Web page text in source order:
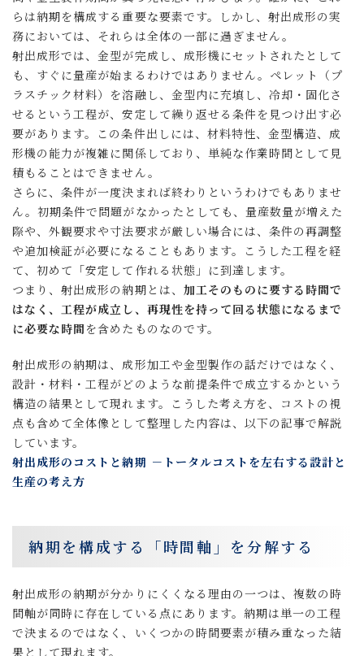
らは納期を構成する重要な要素です。しかし、射出成形の実
務においては、それらは全体の一部に過ぎません。
射出成形では、金型が完成し、成形機にセットされたとして
も、すぐに量産が始まるわけではありません。ペレット（プ
ラスチック材料）を溶融し、金型内に充填し、冷却・固化さ
せるという工程が、安定して繰り返せる条件を見つけ出す必
要があります。この条件出しには、材料特性、金型構造、成
形機の能力が複雑に関係しており、単純な作業時間として見
積もることはできません。
さらに、条件が一度決まれば終わりというわけでもありませ
ん。初期条件で問題がなかったとしても、量産数量が増えた
際や、外観要求や寸法要求が厳しい場合には、条件の再調整
や追加検証が必要になることもあります。こうした工程を経
て、初めて「安定して作れる状態」に到達します。
つまり、射出成形の納期とは、 加工そのものに要する時間で
はなく、工程が成立し、再現性を持って回る状態になるまで
に必要な時間を含めたものなのです。
射出成形の納期は、成形加工や金型製作の話だけではなく、
設計・材料・工程がどのような前提条件で成立するかという
構造の結果として現れます。こうした考え方を、コストの視
点も含めて全体像として整理した内容は、以下の記事で解説
しています。
射出成形のコストと納期 －トータルコストを左右する設計と
生産の考え方
納期を構成する「時間軸」を分解する
射出成形の納期が分かりにくくなる理由の一つは、複数の時
間軸が同時に存在している点にあります。納期は単一の工程
で決まるのではなく、いくつかの時間要素が積み重なった結
果として現れます。